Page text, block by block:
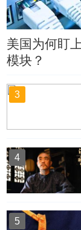
美国为何盯
模块？
3
4
5